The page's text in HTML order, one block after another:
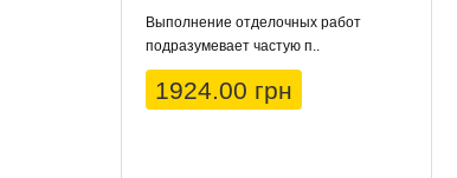
Выполнение отделочных работ
подразумевает частую п..
1924.00 грн